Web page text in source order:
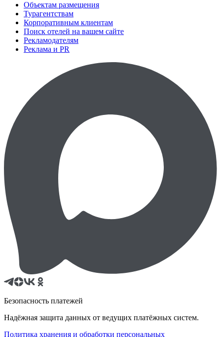
Объектам размещения
Турагентствам
Корпоративным клиентам
Поиск отелей на вашем сайте
Рекламодателям
Реклама и PR
Безопасность платежей
Надёжная защита данных от ведущих платёжных систем.
Политика хранения и обработки персональных